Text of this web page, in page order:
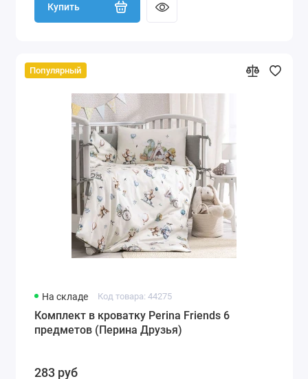
Купить
Популярный
На складе Код товара: 44275
Комплект в кроватку Perina Friends 6
предметов (Перина Друзья)
283 руб